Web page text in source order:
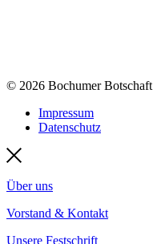
© 2026 Bochumer Botschaft
Impressum
Datenschutz
Über uns
Vorstand & Kontakt
Unsere Festschrift